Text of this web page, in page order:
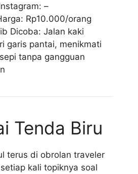
–
Rp10.000/orang
Dicoba: Jalan kaki
garis pantai, menikmati
tanpa gangguan
Tenda Biru
terus di obrolan traveler
kali topiknya soal